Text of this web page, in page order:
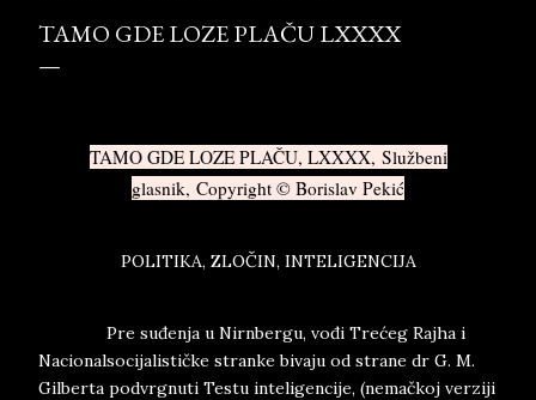
TAMO GDE LOZE PLAČU LXXXX
TAMO GDE LOZE PLAČU, LXXXX, Službeni
glasnik, Copyright © Borislav Pekić
POLITIKA, ZLOČIN, INTELIGENCIJA
Pre suđenja u Nirnbergu, vođi Trećeg Rajha i
Nacionalsocijalističke stranke bivaju od strane dr G. M.
Gilberta podvrgnuti Testu inteligencije, (nemačkoj verziji